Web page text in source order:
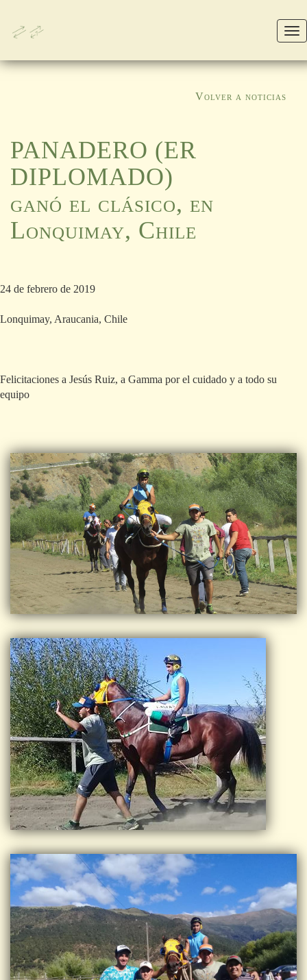
Volver a noticias
PANADERO (ER
DIPLOMADO)
ganó el clásico, en
Lonquimay, Chile
24 de febrero de 2019
Lonquimay, Araucania, Chile
Felicitaciones a Jesús Ruiz, a Gamma por el cuidado y a todo su
equipo